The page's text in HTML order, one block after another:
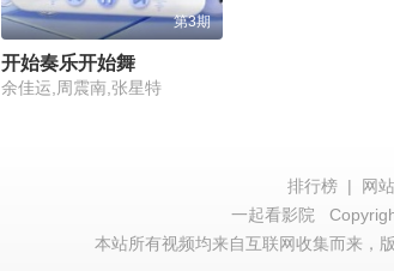
第3期
开始奏乐开始舞
余佳运,周震南,张星特
排行榜 | 网
一起看影院
本站所有视频均来自互联网收集而来，